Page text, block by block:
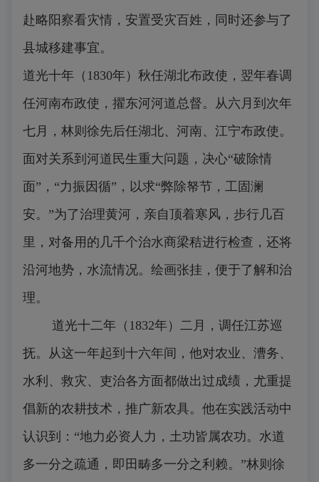
赴略阳察看灾情，安置受灾百姓，同时还参与了
县城移建事宜。
道光十年（1830年）秋任湖北布政使，翌年春调
任河南布政使，擢东河河道总督。从六月到次年
七月，林则徐先后任湖北、河南、江宁布政使。
面对关系到河道民生重大问题，决心“破除情
面”，“力振因循”，以求“弊除帑节，工固澜
安。”为了治理黄河，亲自顶着寒风，步行几百
里，对备用的几千个治水商梁秸进行检查，还将
沿河地势，水流情况。绘画张挂，便于了解和治
理。
道光十二年（1832年）二月，调任江苏巡
抚。从这一年起到十六年间，他对农业、漕务、
水利、救灾、吏治各方面都做出过成绩，尤重提
倡新的农耕技术，推广新农具。他在实践活动中
认识到：“地力必资人力，土功皆属农功。水道
多一分之疏通，即田畴多一分之利赖。”林则徐